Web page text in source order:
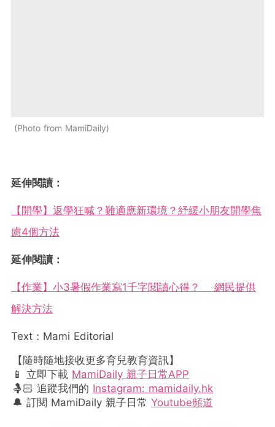
Photo from MamiDaily
延伸閱讀：
【開學】返學狂喊？難適應新環境？紓緩小朋友開學焦
慮4個方法
延伸閱讀：
【作業】小3暑假作業寫1千字閱讀心得？ 網民提供
解決方法
Text：Mami Editorial
【隨時隨地接收更多育兒教育資訊】
📱 立即下載 MamiDaily 親子日常APP
🤱🏻 追蹤我們的 Instagram: mamidaily.hk
🔔 訂閱 MamiDaily 親子日常 Youtube頻道